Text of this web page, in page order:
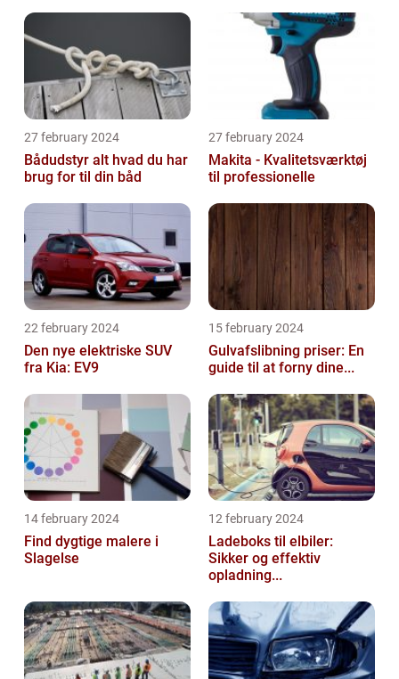
27 february 2024
Bådudstyr alt hvad du har
brug for til din båd
27 february 2024
Makita - Kvalitetsværktøj
til professionelle
22 february 2024
Den nye elektriske SUV
fra Kia: EV9
15 february 2024
Gulvafslibning priser: En
guide til at forny dine...
14 february 2024
Find dygtige malere i
Slagelse
12 february 2024
Ladeboks til elbiler:
Sikker og effektiv
opladning...